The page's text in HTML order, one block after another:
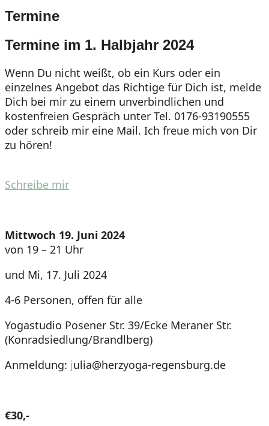
Termine
Termine im 1. Halbjahr 2024
Wenn Du nicht weißt, ob ein Kurs oder ein
einzelnes Angebot das Richtige für Dich ist, melde
Dich bei mir zu einem unverbindlichen und
kostenfreien Gespräch unter Tel. 0176-93190555
oder schreib mir eine Mail. Ich freue mich von Dir
zu hören!
Schreibe mir
Mittwoch 19. Juni 2024
von 19 – 21 Uhr
und Mi, 17. Juli 2024
4-6 Personen, offen für alle
Yogastudio Posener Str. 39/Ecke Meraner Str.
(Konradsiedlung/Brandlberg)
Anmeldung: julia@herzyoga-regensburg.de
€30,-